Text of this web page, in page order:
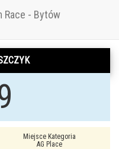
Race - Bytów
Miejsce Kategoria
AG Place